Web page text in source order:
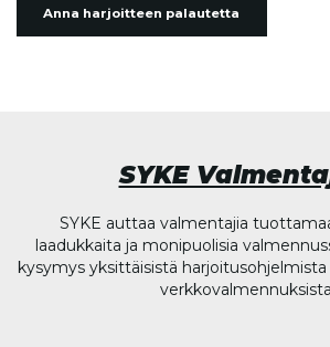
Anna harjoitteen palautetta
SYKE
SYKE auttaa valmentajia
laadukkaita ja monipuolisia
kysymys yksittäisistä